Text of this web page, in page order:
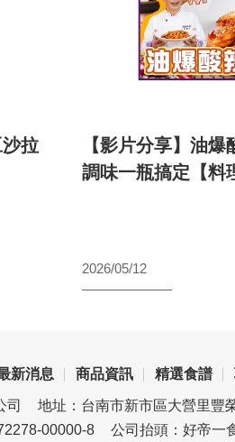
沙拉
【影片分享】油爆
調味一瓶搞定【料
2026/05/12
新消息 商品資訊 精選食譜
司 地址：台南市新市區大營里豐
00000-8 公司抬頭：好帝一